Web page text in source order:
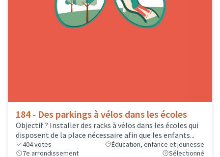
184 - Des parkings à vélos dans les écoles
Objectif ? Installer des racks à vélos dans les écoles qui
disposent de la place nécessaire afin que les enfants...
404votes
Éducation, enfance et jeunesse
7e arrondissement
Sélectionné